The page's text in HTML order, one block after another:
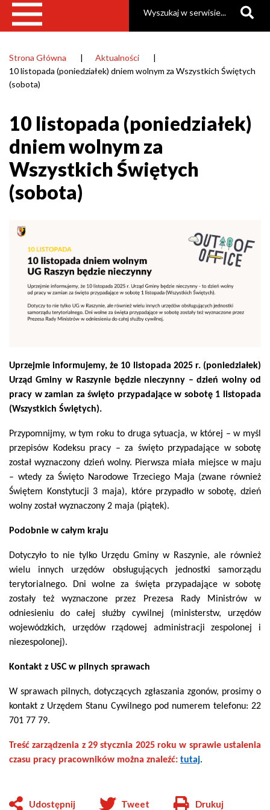
Ścieżka
nawigacyjna
Strona Główna
Aktualności
10 listopada (poniedziałek) dniem wolnym za Wszystkich Świętych
(sobota)
10 listopada (poniedziałek)
dniem wolnym za
Wszystkich Świętych
(sobota)
Uprzejmie informujemy, że 10 listopada 2025 r. (poniedziałek)
Urząd Gminy w Raszynie będzie nieczynny – dzień wolny od
pracy w zamian za święto przypadające w sobotę 1 listopada
(Wszystkich Świętych).
Przypomnijmy, w tym roku to druga sytuacja, w której – w myśl
przepisów Kodeksu pracy – za święto przypadające w sobotę
został wyznaczony dzień wolny. Pierwsza miała miejsce w maju
– wtedy za Święto Narodowe Trzeciego Maja (zwane również
Świętem Konstytucji 3 maja), które przypadło w sobotę, dzień
wolny został wyznaczony 2 maja (piątek).
Podobnie w całym kraju
Dotyczyło to nie tylko Urzędu Gminy w Raszynie, ale również
wielu innych urzędów obsługujących jednostki samorządu
terytorialnego. Dni wolne za święta przypadające w sobotę
zostały też wyznaczone przez Prezesa Rady Ministrów w
odniesieniu do całej służby cywilnej (ministerstw, urzędów
wojewódzkich, urzędów rządowej administracji zespolonej i
niezespolonej).
Kontakt z USC w pilnych sprawach
W sprawach pilnych, dotyczących zgłaszania zgonów, prosimy o
kontakt z Urzędem Stanu Cywilnego pod numerem telefonu: 22
701 77 79.
Treść zarządzenia z 29 stycznia 2025 roku w sprawie ustalenia
czasu pracy pracowników można znaleźć: tutaj.
Udostępnij Tweet Drukuj